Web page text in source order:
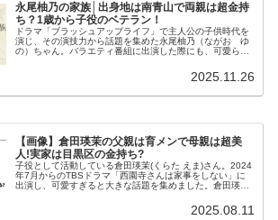
永尾柚乃の家族│出身地は南青山で両親は超金持
ち？1歳から子役のベテラン！
ドラマ「ブラッシュアップライフ」で主人公の子供時代を
演じ、その演技力から話題を集めた永尾柚乃（ながお ゆ
の）ちゃん。バラエティ番組に出演した際にも、可愛らし
2025.11.26
【画像】倉田瑛茉の父親は育メンで母親は超美
人!実家は目黒区の金持ち?
子役として活動している倉田瑛茉(くらた えま)さん。2024
年7月からのTBSドラマ「西園寺さんは家事をしない」に
出演し、可愛すぎると大きな話題を集めました。倉田瑛茉
2025.08.11